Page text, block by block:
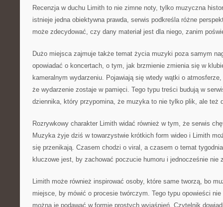
Recenzja w duchu Limith to nie zimne noty, tylko muzyczna
istnieje jedna obiektywna prawda, serwis podkreśla różne
może zdecydować, czy dany materiał jest dla niego, zanim
Dużo miejsca zajmuje także temat życia muzyki poza samym
opowiadać o koncertach, o tym, jak brzmienie zmienia się w
kameralnym wydarzeniu. Pojawiają się wtedy wątki o
że wydarzenie zostaje w pamięci. Tego typu treści budują w
dziennika, który przypomina, że muzyka to nie tylko plik, ale też
Rozrywkowy charakter Limith widać również w tym, że serwis
Muzyka żyje dziś w towarzystwie krótkich form wideo i Limith
się przenikają. Czasem chodzi o viral, a czasem o temat
kluczowe jest, by zachować poczucie humoru i jednocześnie nie
Limith może również inspirować osoby, które same tworzą, bo
miejsce, by mówić o procesie twórczym. Tego typu opowieści
można je podawać w formie prostych wyjaśnień. Czytelnik